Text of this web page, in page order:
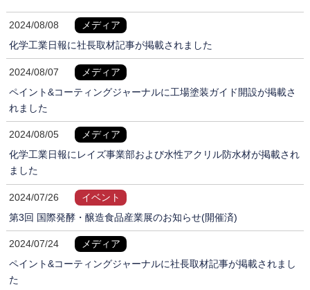
2024/08/08
メディア
化学工業日報に社長取材記事が掲載されました
2024/08/07
メディア
ペイント&コーティングジャーナルに工場塗装ガイド開設が掲載さ
れました
2024/08/05
メディア
化学工業日報にレイズ事業部および水性アクリル防水材が掲載され
ました
2024/07/26
イベント
第3回 国際発酵・醸造食品産業展のお知らせ(開催済)
2024/07/24
メディア
ペイント&コーティングジャーナルに社長取材記事が掲載されまし
た